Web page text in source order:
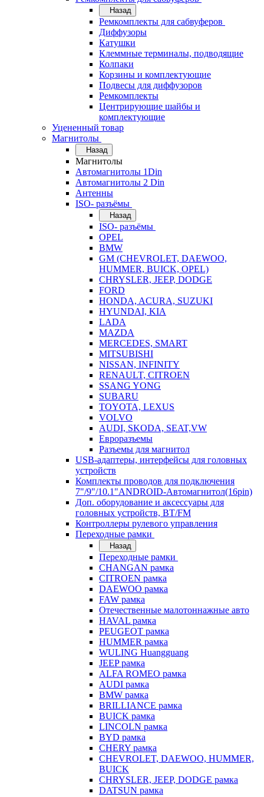
Назад
Ремкомплекты для сабвуферов
Диффузоры
Катушки
Клеммные терминалы, подводящие
Колпаки
Корзины и комплектующие
Подвесы для диффузоров
Ремкомплекты
Центрирующие шайбы и
комплектующие
Уцененный товар
Магнитолы
Назад
Магнитолы
Автомагнитолы 1Din
Автомагнитолы 2 Din
Антенны
ISO- разъёмы
Назад
ISO- разъёмы
OPEL
BMW
GM (CHEVROLET, DAEWOO,
HUMMER, BUICK, OPEL)
CHRYSLER, JEEP, DODGE
FORD
HONDA, ACURA, SUZUKI
HYUNDAI, KIA
LADA
MAZDA
MERCEDES, SMART
MITSUBISHI
NISSAN, INFINITY
RENAULT, CITROEN
SSANG YONG
SUBARU
TOYOTA, LEXUS
VOLVO
AUDI, SKODA, SEAT,VW
Евроразъемы
Разъемы для магнитол
USB-адаптеры, интерфейсы для головных
устройств
Комплекты проводов для подключения
7"/9"/10.1"ANDROID-Автомагнитол(16pin)
Доп. оборудование и аксессуары для
головных устройств, BT/FM
Контроллеры рулевого управления
Переходные рамки
Назад
Переходные рамки
CHANGAN рамка
CITROEN рамка
DAEWOO рамка
FAW рамка
Отечественные малотоннажные авто
HAVAL рамка
PEUGEOT рамка
HUMMER рамка
WULING Huangguang
JEEP рамка
ALFA ROMEO рамка
AUDI рамка
BMW рамка
BRILLIANCE рамка
BUICK рамка
LINCOLN рамка
BYD рамка
CHERY рамка
CHEVROLET, DAEWOO, HUMMER,
BUICK
CHRYSLER, JEEP, DODGE рамка
DATSUN рамка